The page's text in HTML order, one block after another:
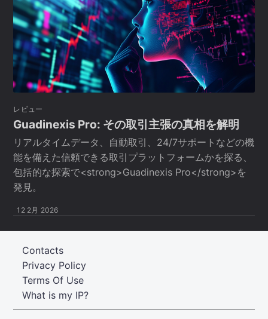
レビュー
Guadinexis Pro: その取引主張の真相を解明
リアルタイムデータ、自動取引、24/7サポートなどの機
能を備えた信頼できる取引プラットフォームかを探る、
包括的な探索で<strong>Guadinexis Pro</strong>を
発見。
12 2月 2026
What is my IP?
Terms Of Use
Privacy Policy
Contacts